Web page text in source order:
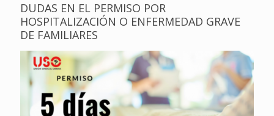
DUDAS EN EL PERMISO POR
HOSPITALIZACIÓN O ENFERMEDAD GRAVE
DE FAMILIARES